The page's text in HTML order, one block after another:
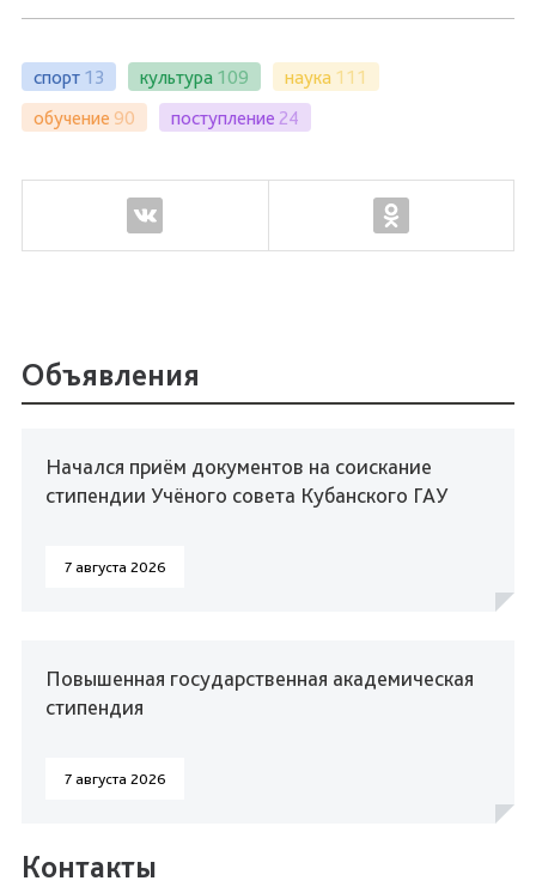
спорт 13 культура 109 наука 111
обучение 90 поступление 24
Объявления
Начался приём документов на соискание
стипендии Учёного совета Кубанского ГАУ
7 августа 2026
Повышенная государственная академическая
стипендия
7 августа 2026
Контакты